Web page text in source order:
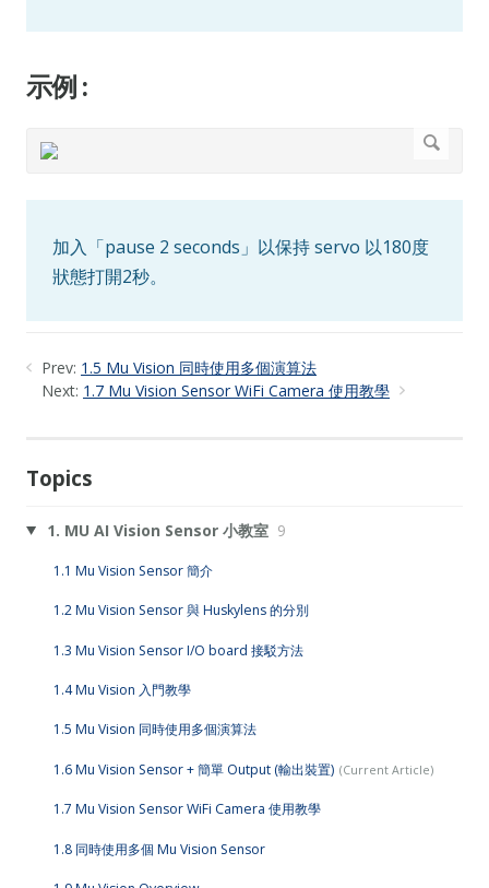
示例 :
加入「pause 2 seconds」以保持 servo 以180度
狀態打開2秒。
Prev: 1.5 Mu Vision 同時使用多個演算法
Next: 1.7 Mu Vision Sensor WiFi Camera 使用教學
Topics
1. MU AI Vision Sensor 小教室 9
1.1 Mu Vision Sensor 簡介
1.2 Mu Vision Sensor 與 Huskylens 的分別
1.3 Mu Vision Sensor I/O board 接駁方法
1.4 Mu Vision 入門教學
1.5 Mu Vision 同時使用多個演算法
1.6 Mu Vision Sensor + 簡單 Output (輸出裝置)
1.7 Mu Vision Sensor WiFi Camera 使用教學
1.8 同時使用多個 Mu Vision Sensor